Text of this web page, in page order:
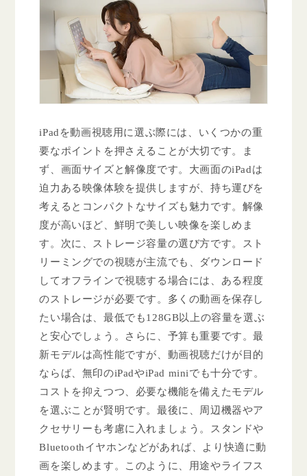
iPadを動画視聴用に選ぶ際には、いくつかの重
要なポイントを押さえることが大切です。ま
ず、画面サイズと解像度です。大画面のiPadは
迫力ある映像体験を提供しますが、持ち運びを
考えるとコンパクトなサイズも魅力です。解像
度が高いほど、鮮明で美しい映像を楽しめま
す。次に、ストレージ容量の選び方です。スト
リーミングでの視聴が主流でも、ダウンロード
してオフラインで視聴する場合には、ある程度
のストレージが必要です。多くの動画を保存し
たい場合は、最低でも128GB以上の容量を選ぶ
と安心でしょう。さらに、予算も重要です。最
新モデルは高性能ですが、動画視聴だけが目的
ならば、無印のiPadやiPad miniでも十分です。
コストを抑えつつ、必要な機能を備えたモデル
を選ぶことが賢明です。最後に、周辺機器やア
クセサリーも考慮に入れましょう。スタンドや
Bluetoothイヤホンなどがあれば、より快適に動
画を楽しめます。このように、用途やライフス